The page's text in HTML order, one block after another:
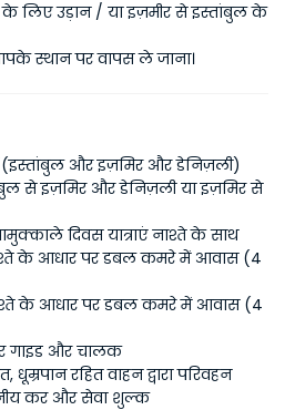
लिए उड़ान / या इज़मीर से इस्तांबुल के
स्थान पर वापस ले जाना।
(इस्तांबुल और इज़मिर और डेनिज़ली)
से इज़मिर और डेनिज़ली या इज़मिर से
दिवस यात्राएं नाश्ते के साथ
के आधार पर डबल कमरे में आवास (4
के आधार पर डबल कमरे में आवास (4
गाइड और चालक
रहित वाहन द्वारा परिवहन
कर और सेवा शुल्क